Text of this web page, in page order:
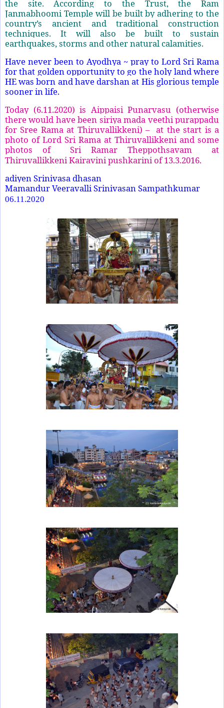
the site. According to the Trust, the Ram
Janmabhoomi Temple will be built by adhering to the
country’s ancient and traditional construction
techniques. It will also be built to sustain
earthquakes, storms and other natural calamities.
Have never been to Ayodhya ~ pray to Lord Sri Rama
for that golden opportunity to go the holy land where
HE was born and have darshan at His glorious temple
sooner in life.
Today (6.11.2020) is Aippaisi Punarvasu (otherwise
there would have been siriya mada veethi purappadu
for Sree Rama at Thiruvallikkeni) – at the start is a
photo of Lord Sri Rama at Thiruvallikkeni and some
photos of Sri Ramar Theppothsavam at
Thiruvallikkeni Kairavini pushkarini of 13.3.2016.
adiyen Srinivasa dhasan
Mamandur Veeravalli Srinivasan Sampathkumar
06.11.2020